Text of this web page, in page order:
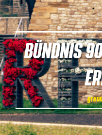
BÜNDNIS